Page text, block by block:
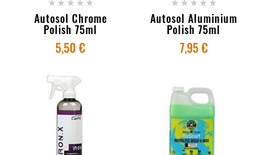
    
Autosol Chrome
Polish 75ml
5,50 €
    
Autosol Aluminium
Polish 75ml
7,95 €